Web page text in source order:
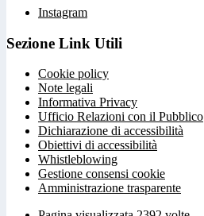
Instagram
Sezione Link Utili
Cookie policy
Note legali
Informativa Privacy
Ufficio Relazioni con il Pubblico
Dichiarazione di accessibilità
Obiettivi di accessibilità
Whistleblowing
Gestione consensi cookie
Amministrazione trasparente